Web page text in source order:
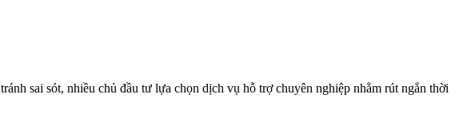
sai sót, nhiều chủ đầu tư lựa chọn dịch vụ hỗ trợ chuyên nghiệp nhằm rút ngắn thời